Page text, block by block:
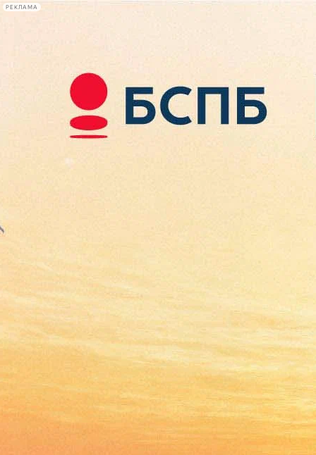
РЕКЛАМА
Сегодня:
2026.08.07
18:19
Афиша Plus